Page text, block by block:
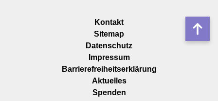
Nach
oben
Navigation
überspringen
Kontakt
Sitemap
Datenschutz
Impressum
Barrierefreiheitserklärung
Navigation
überspringen
Aktuelles
Spenden